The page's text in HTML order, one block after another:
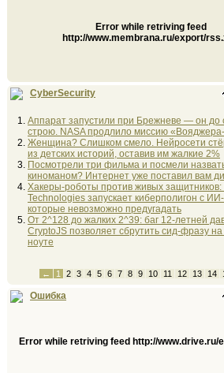
Error while retriving feed
http://www.membrana.ru/export/
CyberSecurity
Аппарат запустили при Брежневе — он до
строю. NASA продлило миссию
Женщина? Слишком смело. Нейросети
из детских историй, оставив им жалкие 2%
Посмотрели три фильма и посмели
киноманом? Интернет уже поставил вам
Хакеры-роботы против живых защитников:
Technologies запускает киберполигон с
которые невозможно предугадать
От 2^128 до жалких 2^39: баг 12-летней
CryptoJS позволяет сбрутить сид-фразу
ноуте
← 1 2 3 4 5 6 7 8 9 10 11 12 13 14
Ошибка
Error while retriving feed http://www.drive.ru/